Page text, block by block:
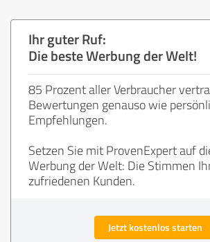
Ihr guter Ruf:
Die beste Werbung der Welt!
85 Prozent aller Verbraucher
Bewertungen genauso wie
Empfehlungen.
Setzen Sie mit ProvenExpert auf
Werbung der Welt: Die Stimmen
zufriedenen Kunden.
Jetzt kostenlos starten